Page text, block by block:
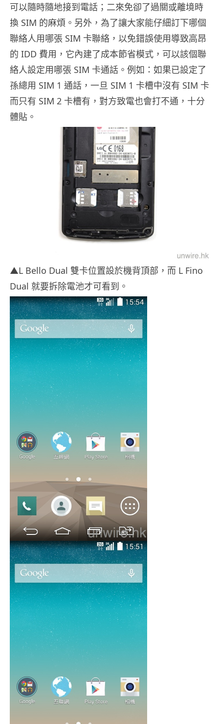
可以隨時隨地接到電話；二來免卻了過關或離境時
換 SIM 的麻煩。另外，為了讓大家能仔細訂下哪個
聯絡人用哪張 SIM 卡聯絡，以免錯誤使用導致高昂
的 IDD 費用，它內建了成本節省模式，可以該個聯
絡人設定用哪張 SIM 卡通話。例如：如果已設定了
孫總用 SIM 1 通話，一旦 SIM 1 卡槽中沒有 SIM 卡
而只有 SIM 2 卡槽有，對方致電也會打不通，十分
體貼。
▲L Bello Dual 雙卡位置設於機背頂部，而 L Fino
Dual 就要拆除電池才可看到。